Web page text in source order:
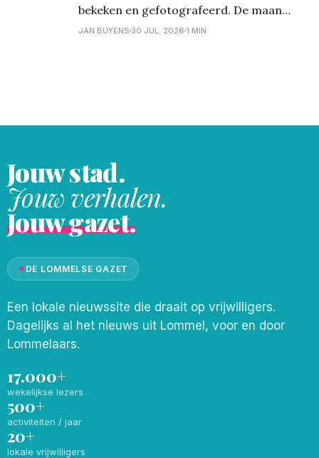
bekeken en gefotografeerd. De maan
bereikte rond 23u30 haar hoogste punt in
JAN BUYENS 30 JUL. 2026 1 MIN
Jouw stad.
Jouw verhalen.
Jouw gazet.
✦DE LOMMELSE GAZET
Een lokale nieuwssite die draait op vrijwilligers.
Dagelijks al het nieuws uit Lommel, voor en door
Lommelaars.
17.000+
wekelijkse lezers
500+
activiteiten / jaar
20+
lokale vrijwilligers